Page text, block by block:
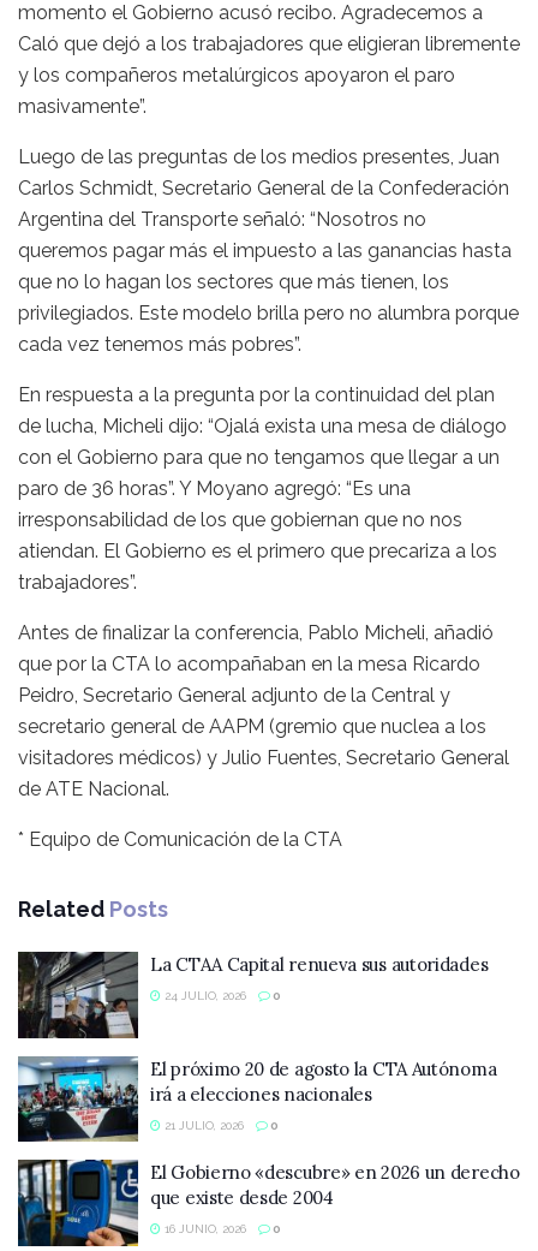
momento el Gobierno acusó recibo. Agradecemos a
Caló que dejó a los trabajadores que eligieran libremente
y los compañeros metalúrgicos apoyaron el paro
masivamente”.
Luego de las preguntas de los medios presentes, Juan
Carlos Schmidt, Secretario General de la Confederación
Argentina del Transporte señaló: “Nosotros no
queremos pagar más el impuesto a las ganancias hasta
que no lo hagan los sectores que más tienen, los
privilegiados. Este modelo brilla pero no alumbra porque
cada vez tenemos más pobres”.
En respuesta a la pregunta por la continuidad del plan
de lucha, Micheli dijo: “Ojalá exista una mesa de diálogo
con el Gobierno para que no tengamos que llegar a un
paro de 36 horas”. Y Moyano agregó: “Es una
irresponsabilidad de los que gobiernan que no nos
atiendan. El Gobierno es el primero que precariza a los
trabajadores”.
Antes de finalizar la conferencia, Pablo Micheli, añadió
que por la CTA lo acompañaban en la mesa Ricardo
Peidro, Secretario General adjunto de la Central y
secretario general de AAPM (gremio que nuclea a los
visitadores médicos) y Julio Fuentes, Secretario General
de ATE Nacional.
* Equipo de Comunicación de la CTA
Related Posts
La CTAA Capital renueva sus autoridades
24 JULIO, 2026 0
El próximo 20 de agosto la CTA Autónoma
irá a elecciones nacionales
21 JULIO, 2026 0
El Gobierno «descubre» en 2026 un derecho
que existe desde 2004
16 JUNIO, 2026 0